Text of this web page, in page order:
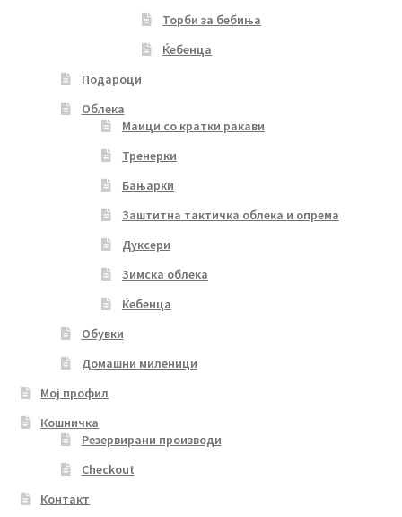
Торби за бебиња
Ќебенца
Подароци
Облека
Маици со кратки ракави
Тренерки
Бањарки
Заштитна тактичка облека и опрема
Дуксери
Зимска облека
Ќебенца
Обувки
Домашни миленици
Мој профил
Кошничка
Резервирани производи
Checkout
Контакт